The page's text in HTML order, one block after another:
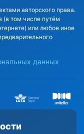
авторского права.
(в том числе путём
или любое иное
данных